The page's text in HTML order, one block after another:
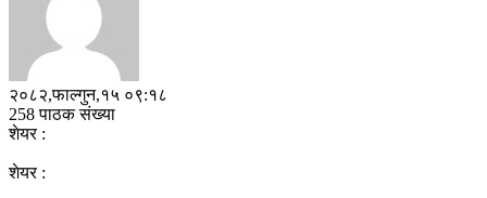
२०८२,फाल्गुन,१५ ०९:१८
258 पाठक संख्या
शेयर :
शेयर :